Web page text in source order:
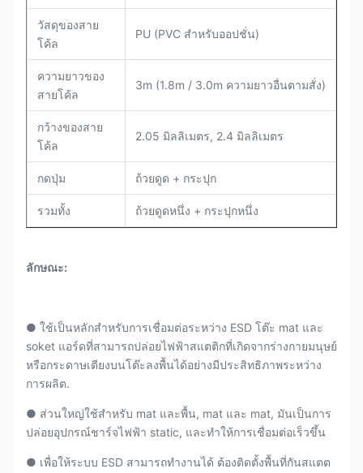
วัสดุของสาย
โค้ล
PU (PVC สําหรับออปชั่น)
ความยาวของ
สายโค้ล
3m (1.8m / 3.0m ความยาวอื่นตามสั่ง)
กว้างของสาย
โค้ล
2.05 มิลลิเมตร, 2.4 มิลลิเมตร
กดปุ่ม ถ้วยดูด + กระปุก
รวมทั้ง ถ้วยดูดหนึ่ง + กระปุกหนึ่ง
ลักษณะ:
● ใช้เป็นหลักสําหรับการเชื่อมต่อระหว่าง ESD โต๊ะ mat และ
soket แอร์ดที่สามารถปล่อยไฟฟ้าสแตติกที่เกิดจากร่างกายมนุษย์
หรือกระดาษเตียงบนโต๊ะลงพื้นได้อย่างมีประสิทธิภาพระหว่าง
การผลิต.
● ส่วนใหญ่ใช้สําหรับ mat และพื้น, mat และ mat, มันเป็นการ
ปล่อยอุปกรณ์ชาร์จไฟฟ้า static, และทําให้การเชื่อมต่อเร็วขึ้น
● เพื่อให้ระบบ ESD สามารถทํางานได้ ต้องติดตั้งพื้นที่กันสแตต